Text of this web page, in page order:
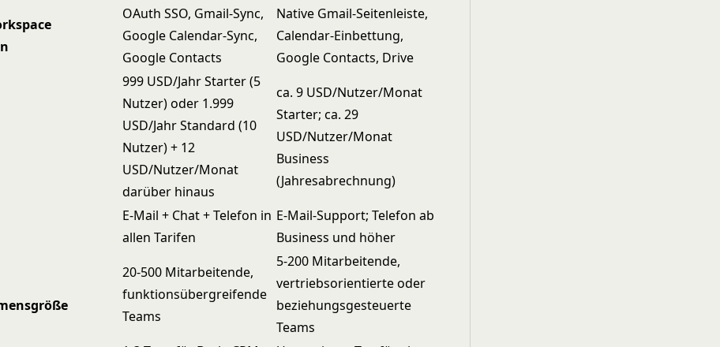
OAuth SSO, Gmail-Sync,
Google Calendar-Sync,
Google Contacts
Native Gmail-Seitenleiste,
Calendar-Einbettung,
Google Contacts, Drive
999 USD/Jahr Starter (5
Nutzer) oder 1.999
USD/Jahr Standard (10
Nutzer) + 12
USD/Nutzer/Monat
darüber hinaus
ca. 9 USD/Nutzer/Monat
Starter; ca. 29
USD/Nutzer/Monat
Business
(Jahresabrechnung)
E-Mail + Chat + Telefon in
allen Tarifen
E-Mail-Support; Telefon ab
Business und höher
20-500 Mitarbeitende,
funktionsübergreifende
Teams
5-200 Mitarbeitende,
vertriebsorientierte oder
beziehungsgesteuerte
Teams